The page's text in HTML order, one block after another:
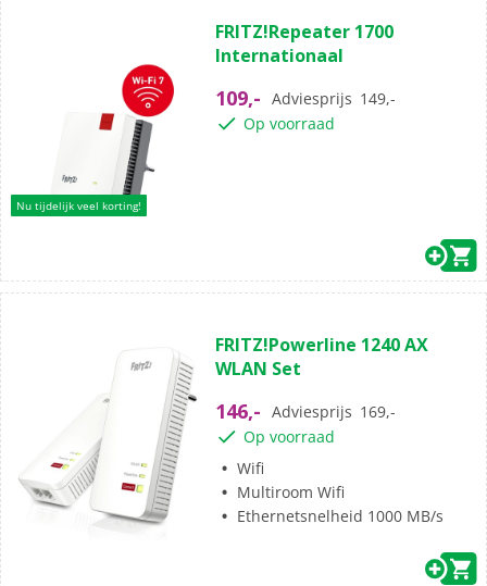
Nu tijdelijk veel korting!
van
de
sterren.
FRITZ!Repeater 1700
Internationaal
109,- Adviesprijs 149,-
Op voorraad
van
de
sterren.
FRITZ!Powerline 1240 AX
WLAN Set
146,- Adviesprijs 169,-
Op voorraad
Wifi
Multiroom Wifi
Ethernetsnelheid 1000 MB/s